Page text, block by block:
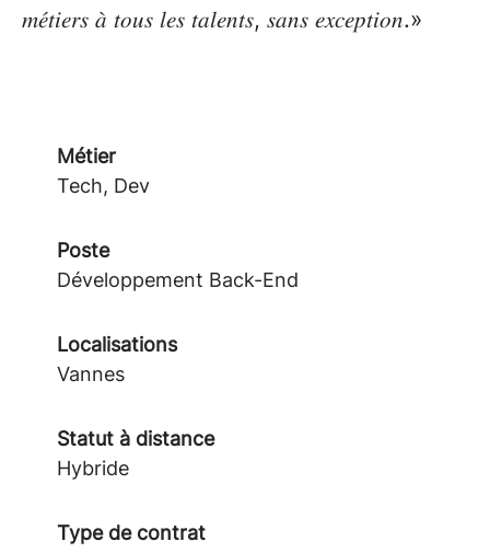
𝑚𝑒́𝑡𝑖𝑒𝑟𝑠 𝑎̀ 𝑡𝑜𝑢𝑠 𝑙𝑒𝑠 𝑡𝑎𝑙𝑒𝑛𝑡𝑠, 𝑠𝑎𝑛𝑠 𝑒𝑥𝑐𝑒𝑝𝑡𝑖𝑜𝑛.»
Métier
Tech, Dev
Poste
Développement Back-End
Localisations
Vannes
Statut à distance
Hybride
Type de contrat